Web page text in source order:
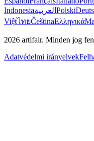
Indonesiaالعربية Polski
ViệtไทยČeštinaΕλληνικά
2026 artifair. Minden jog
Adatvédelmi irányelvek